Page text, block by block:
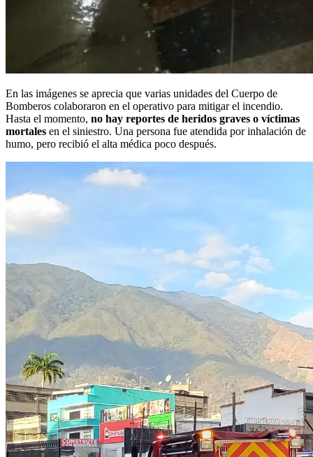
En las imágenes se aprecia que varias unidades del Cuerpo de
Bomberos colaboraron en el operativo para mitigar el incendio.
Hasta el momento, no hay reportes de heridos graves o víctimas
mortales en el siniestro. Una persona fue atendida por inhalación de
humo, pero recibió el alta médica poco después.